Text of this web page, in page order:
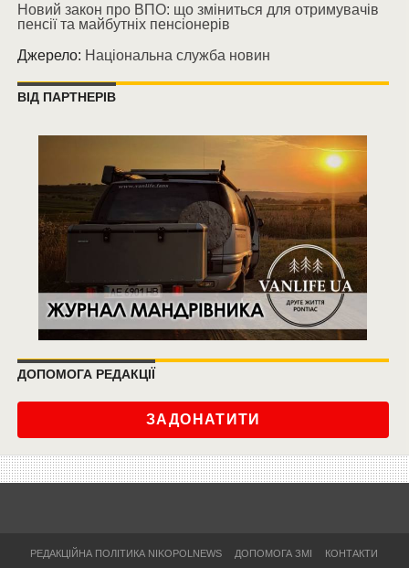
Новий закон про ВПО: що зміниться для отримувачів
пенсії та майбутніх пенсіонерів
Джерело: Національна служба новин
ВІД ПАРТНЕРІВ
ДОПОМОГА РЕДАКЦІЇ
ЗАДОНАТИТИ
РЕДАКЦІЙНА ПОЛІТИКА NIKOPOLNEWS ДОПОМОГА ЗМІ КОНТАКТИ